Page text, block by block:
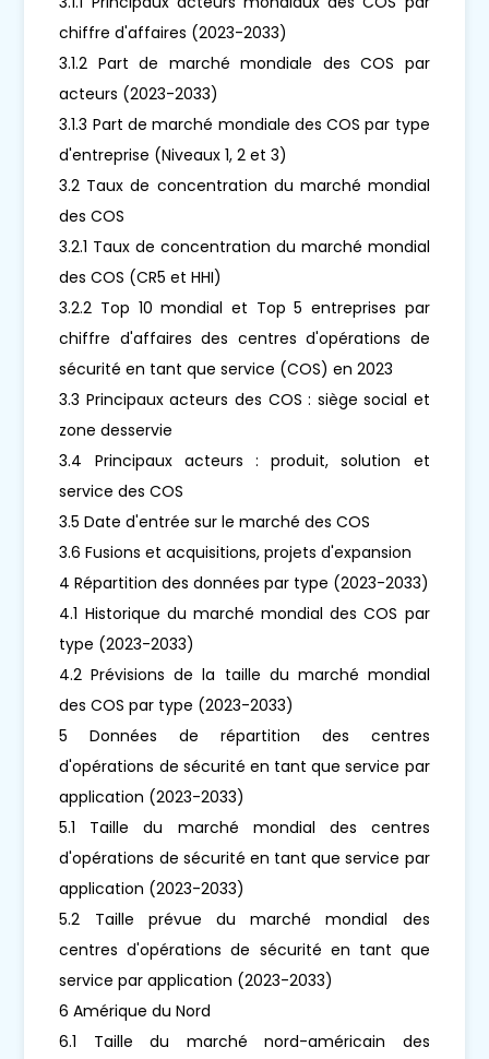
chiffre d'affaires (2023-2033)
3.1.2 Part de marché mondiale des COS par
acteurs (2023-2033)
3.1.3 Part de marché mondiale des COS par type
d'entreprise (Niveaux 1, 2 et 3)
3.2 Taux de concentration du marché mondial
des COS
3.2.1 Taux de concentration du marché mondial
des COS (CR5 et HHI)
3.2.2 Top 10 mondial et Top 5 entreprises par
chiffre d'affaires des centres d'opérations de
sécurité en tant que service (COS) en 2023
3.3 Principaux acteurs des COS : siège social et
zone desservie
3.4 Principaux acteurs : produit, solution et
service des COS
3.5 Date d'entrée sur le marché des COS
3.6 Fusions et acquisitions, projets d'expansion
4 Répartition des données par type (2023-2033)
4.1 Historique du marché mondial des COS par
type (2023-2033)
4.2 Prévisions de la taille du marché mondial
des COS par type (2023-2033)
5 Données de répartition des centres
d'opérations de sécurité en tant que service par
application (2023-2033)
5.1 Taille du marché mondial des centres
d'opérations de sécurité en tant que service par
application (2023-2033)
5.2 Taille prévue du marché mondial des
centres d'opérations de sécurité en tant que
service par application (2023-2033)
6 Amérique du Nord
6.1 Taille du marché nord-américain des